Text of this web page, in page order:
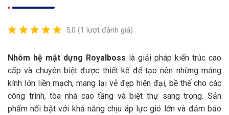
5,0 (1 lượt đánh giá)
Nhôm hệ mặt dựng Royalboss là giải pháp kiến trúc cao
cấp và chuyên biệt được thiết kế để tạo nên những mảng
kính lớn liền mạch, mang lại vẻ đẹp hiện đại, bề thế cho các
công trình, tòa nhà cao tầng và biệt thự sang trọng. Sản
phẩm nổi bật với khả năng chịu áp lực gió lớn và đảm bảo